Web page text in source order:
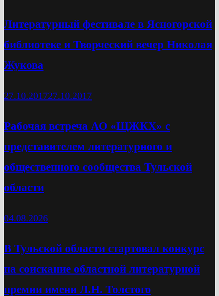
Литературный фестивале в Ясногорской
библиотеке и Творческий вечер Николая
Жукова
27.10.201727.10.2017
Рабочая встреча АО «ЩЖКХ» с
представителем литературного и
общественного сообщества Тульской
области
04.08.2026
В Тульской области стартовал конкурс
на соискание областной литературной
премии имени Л.Н. Толстого